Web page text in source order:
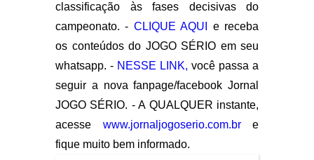
classificação às fases decisivas do
campeonato. - CLIQUE AQUI
e receba
os conteúdos do JOGO SÉRIO em seu
whatsapp. - NESSE LINK, você passa a
seguir a nova fanpage/facebook Jornal
JOGO SÉRIO. - A QUALQUER instante,
acesse www.jornaljogoserio.com.bre
fique muito bem informado.